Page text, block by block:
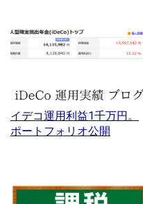
イデコ運用利益1千万円。
ポートフォリオ公開